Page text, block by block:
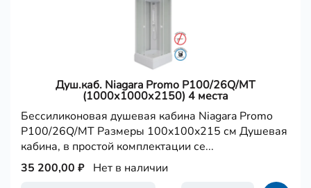
Душ.каб. Niagara Promo P100/26Q/MT
(1000х1000х2150) 4 места
Бессиликоновая душевая кабина Niagara Promo
P100/26Q/MT Размеры 100x100x215 см Душевая
кабина, в простой комплектации се...
35 200,00 ₽ Нет в наличии